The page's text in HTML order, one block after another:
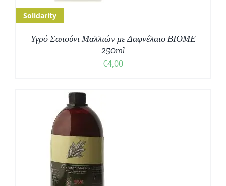
Solidarity
Υγρό Σαπούνι Μαλλιών με Δαφνέλαιο ΒΙΟΜΕ
250ml
€4,00